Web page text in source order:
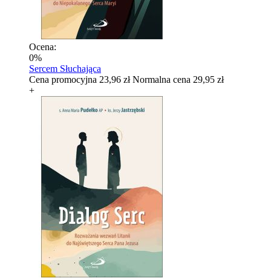
Ocena:
0%
Sercem Słuchająca
Cena promocyjna 23,96 zł Normalna cena 29,95 zł
+